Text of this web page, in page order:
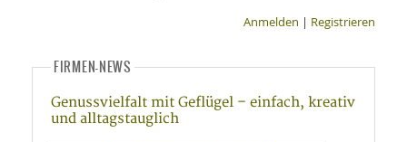
Anmelden | Registrieren
FIRMEN-NEWS
Genussvielfalt mit Geflügel – einfach, kreativ
und alltagstauglich